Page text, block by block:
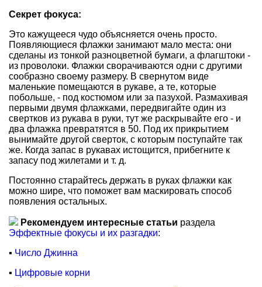
Секрет фокуса:
Это кажущееся чудо объясняется очень просто.
Появляющиеся флажки занимают мало места: они
сделаны из тонкой разноцветной бумаги, а флагштоки -
из проволоки. Флажки сворачиваются одни с другими
сообразно своему размеру. В свернутом виде
маленькие помещаются в рукаве, а те, которые
побольше, - под костюмом или за пазухой. Размахивая
первыми двумя флажками, передвигайте один из
свертков из рукава в руки, тут же раскрывайте его - и
два флажка превратятся в 50. Под их прикрытием
вынимайте другой сверток, с которым поступайте так
же. Когда запас в рукавах истощится, прибегните к
запасу под жилетами и т. д.
Постоянно старайтесь держать в руках флажки как
можно шире, что поможет вам маскировать способ
появления остальных.
Рекомендуем интересные статьи раздела
Эффектные фокусы и их разгадки:
▪ Число Джинна
▪ Цифровые корни